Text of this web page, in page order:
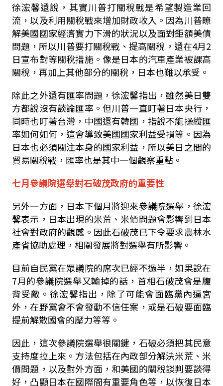
徐浤馨還說，其實川普打關稅戰是希望製造業回
流，以及利用關稅戰來增加財政收入。因為川普瞭
解美國國家經濟實力下滑的狀況以及面對鉅額美債
問題，所以川普要打關稅戰、提高關稅，還在4月2
日宣布對等關稅措施。像是日本的汽車產業被課高
關稅，再加上其他部分的關稅，日本也難以承受。
除此之外還有匯率問題，徐浤馨指出，雖然美日雙
方都說沒有談論匯率。但川普一直盯著日本央行，
同時也盯著台灣，中國還有韓國，指說不能操縱匯
率如何如何，這會導致美國國家利益受損等。因為
日本也必須關注本身的國家利益，所以美日之間的
貿易關稅戰， 匯率也是其中一個觀察重點。
七月參議院選舉對石破茂政府的重要性
另外一方面，日本下個月將迎來參議院選舉，徐浤
馨表示，日本出現的米荒、米價問題會影響到日本
社會對政府的觀感。因此石破茂已下令要求農林水
產省協助處理，相關發展將對選舉有所影響。
目前自民黨在眾議院的席次已經不過半，如果說在
7月的參議院選舉又輸掉的話，首相石破茂會是腹
背受敵。徐浤馨指出，除了可能會面臨黨內逼宮
外，在野黨會不會發動不信任案，或是石破要面臨
提前解散國會的壓力等等。
因此，這次參議院選舉很關鍵，石破必須把其民意
支持度拉上來。方法包括在內政部分解決米荒、米
價問題，以及對外方面，和美國的關稅談判要談得
好，凸顯日本在國際間有重要角色等，以恢復日本